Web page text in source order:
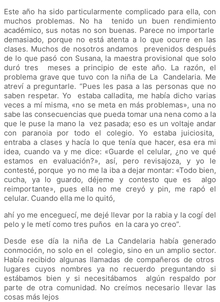
Este año ha sido particularmente complicado para ella, con
muchos problemas. No ha tenido un buen rendimiento
académico, sus notas no son buenas. Parece no importarle
demasiado, porque no está atenta a lo que ocurre en las
clases. Muchos de nosotros andamos prevenidos después
de lo que pasó con Susana, la maestra provisional que solo
duró tres meses a principio de este año. La razón, el
problema grave que tuvo con la niña de La Candelaria. Me
atreví a preguntarle. “Pues les pasa a las personas que no
saben respetar. Yo estaba calladita, me había dicho varias
veces a mí misma, «no se meta en más problemas», una no
sabe las consecuencias que pueda tomar una nena como a la
que le puse la mano la vez pasada; eso es un voltaje andar
con paranoia por todo el colegio. Yo estaba juiciosita,
entraba a clases y hacía lo que tenía que hacer, esa era mi
idea, cuando va y me dice: «Guarde el celular, ¿no ve qué
estamos en evaluación?», así, pero revisajoza, y yo le
contesté, porque yo no me la iba a dejar montar: «Todo bien,
cucha, ya lo guardo, déjeme y contesto que es algo
reimportante», pues ella no me creyó y pin, me rapó el
celular. Cuando ella me lo quitó,
ahí yo me enceguecí, me dejé llevar por la rabia y la cogí del
pelo y le metí como tres puños en la cara yo creo”.
Desde ese día la niña de La Candelaria había generado
conmoción, no solo en el colegio, sino en un amplio sector.
Había recibido algunas llamadas de compañeros de otros
lugares cuyos nombres ya no recuerdo preguntando si
estábamos bien y si necesitábamos algún respaldo por
parte de otra comunidad. No creímos necesario llevar las
cosas más lejos